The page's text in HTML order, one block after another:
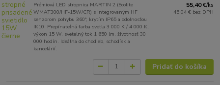
Prémiová LED stropnica MARTIN 2 (Ecolite
WMAT300/HF-15W/CR) s integrovaným HF
senzorom pohybu 360°, krytím IP65 a odolnosťou
IK10. Prepínateľná farba svetla 3 000 K / 4 000 K,
výkon 15 W, svetelný tok 1 650 lm, životnosť 30
000 hodín. Ideálna do chodieb, schodísk a
kancelárií.
55,40 €/ks
45,04 € bez DPH
Pridať do košíka